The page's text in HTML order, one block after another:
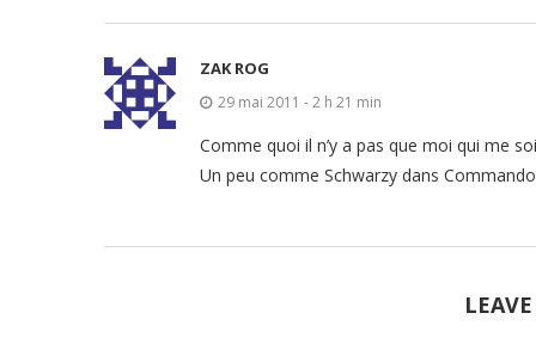
ZAK ROG
29 mai 2011 - 2 h 21 min
Comme quoi il n’y a pas que moi qui me
Un peu comme Schwarzy dans